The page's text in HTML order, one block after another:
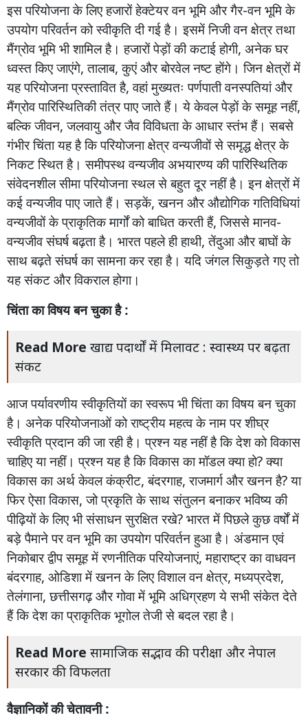
इसपरियोजनाकेलिएहजारोंहेक्टेयरवनभूमिऔरगैर-वनभूमिके
उपयोगपरिवर्तनकोस्वीकृतिदीगईहै। इसमेंनिजीवनक्षेत्रतथा
मैंग्रोवभूमिभीशामिलहै। हजारोंपेड़ोंकीकटाईहोगी, अनेकघर
ध्वस्तकिएजाएंगे,तालाब,कुएंऔरबोरवेलनष्टहोंगे। जिनक्षेत्रोंमें
यहपरियोजनाप्रस्तावितहै,वहांमुख्यतः पर्णपातीवनस्पतियांऔर
मैंग्रोवपारिस्थितिकीतंत्रपाएजातेहैं। येकेवलपेड़ोंकेसमूहनहीं,
बल्किजीवन,जलवायुऔरजैवविविधताकेआधारस्तंभहैं। सबसे
गंभीरचिंतायहहैकिपरियोजनाक्षेत्रवन्यजीवोंसेसमृद्धक्षेत्रके
निकटस्थितहै। समीपस्थवन्यजीवअभयारण्यकीपारिस्थितिक
संवेदनशीलसीमापरियोजनास्थलसेबहुतदूरनहींहै। इनक्षेत्रोंमें
कईवन्यजीवपाएजातेहैं। सड़कें,खननऔरऔद्योगिकगतिविधियां
वन्यजीवोंकेप्राकृतिकमार्गोंकोबाधितकरतीहैं,जिससेमानव-
वन्यजीवसंघर्षबढ़ताहै। भारतपहलेहीहाथी,तेंदुआऔरबाघोंके
साथबढ़तेसंघर्षकासामनाकररहाहै। यदिजंगलसिकुड़तेगएतो
यहसंकटऔरविकरालहोगा।
चिंताकाविषयबनचुकाहै :
Read More खाद्य पदार्थों में मिलावट : स्वास्थ्य पर बढ़ता
संकट
आजपर्यावरणीयस्वीकृतियोंकास्वरूपभीचिंताकाविषयबनचुका
है। अनेकपरियोजनाओंकोराष्ट्रीयमहत्वकेनामपरशीघ्र
स्वीकृतिप्रदानकीजारहीहै। प्रश्नयहनहींहैकिदेशकोविकास
चाहिएयानहीं। प्रश्नयहहैकिविकासकामॉडलक्याहो?क्या
विकासकाअर्थकेवलकंक्रीट,बंदरगाह,राजमार्गऔरखननहै?या
फिरऐसाविकास,जोप्रकृतिकेसाथसंतुलनबनाकरभविष्यकी
पीढ़ियोंकेलिएभीसंसाधनसुरक्षितरखे?भारतमेंपिछलेकुछवर्षोंमें
बड़ेपैमानेपरवनभूमिकाउपयोगपरिवर्तनहुआहै। अंडमानएवं
निकोबारद्वीपसमूहमेंरणनीतिकपरियोजनाएं,महाराष्ट्रकावाधवन
बंदरगाह, ओडिशामेंखननकेलिएविशालवनक्षेत्र,मध्यप्रदेश,
तेलंगाना,छत्तीसगढ़औरगोवामेंभूमिअधिग्रहणयेसभीसंकेतदेते
हैंकिदेशकाप्राकृतिकभूगोलतेजीसेबदलरहाहै।
Read More सामाजिक सद्भाव की परीक्षा और नेपाल
सरकार की विफलता
वैज्ञानिकोंकीचेतावनी :